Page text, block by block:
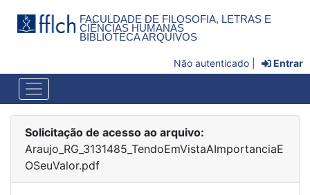
FACULDADE DE FILOSOFIA, LETRAS E
CIÊNCIAS HUMANAS
BIBLIOTECA ARQUIVOS
Não autenticado | Entrar
Solicitação de acesso ao arquivo:
Araujo_RG_3131485_TendoEmVistaAImportanciaE
OSeuValor.pdf